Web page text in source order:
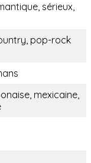
sérieux,
pop-rock
mexicaine,